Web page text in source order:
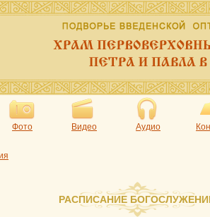
Фото Видео Аудио
РАСПИСАНИЕ